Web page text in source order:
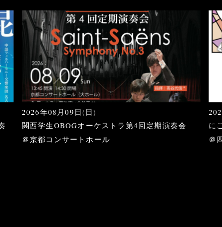
2026年08月09日(日)
関西学生OBOGオーケストラ第4回定期演奏会
＠京都コンサートホール
に
＠